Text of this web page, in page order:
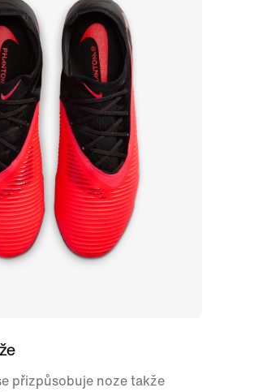
přizpůsobuje noze takže